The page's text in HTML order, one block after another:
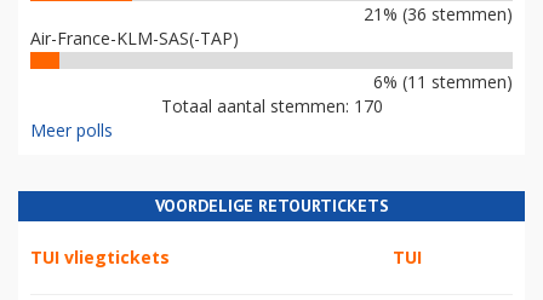
21% (36 stemmen)
Air-France-KLM-SAS(-TAP)
6% (11 stemmen)
Totaal aantal stemmen: 170
Meer polls
VOORDELIGE RETOURTICKETS
TUI vliegtickets TUI